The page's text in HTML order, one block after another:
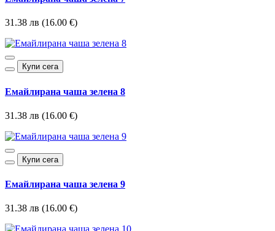
31.38 лв (16.00 €)
Купи сега
Емайлирана чаша зелена 8
31.38 лв (16.00 €)
Купи сега
Емайлирана чаша зелена 9
31.38 лв (16.00 €)